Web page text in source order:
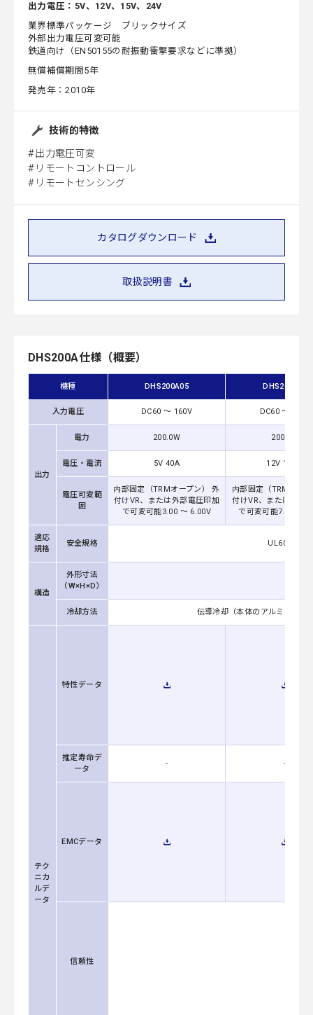
出力電圧：5V、12V、15V、24V
業界標準パッケージ ブリックサイズ
外部出力電圧可変可能
鉄道向け（EN50155の耐振動衝撃要求などに準拠）
無償補償期間5年
発売年：2010年
技術的特徴
出力電圧可変
リモートコントロール
リモートセンシング
カタログダウンロード
取扱説明書
DHS200A仕様（概要）
機種 DHS200A05 DHS200A12
入力電圧 DC60 ～ 160V DC60 ～ 160V
出力
電力 200.0W 200.4W
電圧・電流 5V 40A 12V 16.7A
電圧可変範
囲
内部固定（TRMオープン） 外
付けVR、または外部電圧印加
で可変可能3.00 ～ 6.00V
内部固定（TRMオー
付けVR、または外部
で可変可能7.20 ～
適応
規格
安全規格 UL60950-1,
構造
外形寸法
（W×H×D）
冷却方法 伝導冷却（本体のアルミベース
テク
ニカ
ルデ
ータ
特性データ
推定寿命デ
ータ
- -
EMCデータ
信頼性